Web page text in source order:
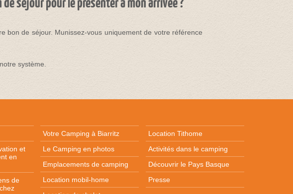
bon de séjour. Munissez-vous uniquement de votre référence
système.
et
en
de
Votre Camping à Biarritz
Le Camping en photos
Emplacements de camping
Location mobil-home
Location Tithome
Activités dans le camping
Découvrir le Pays Basque
Presse